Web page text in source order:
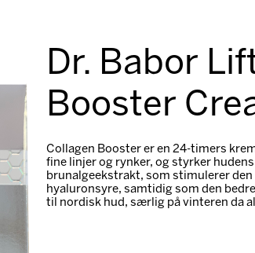
Dr. Babor
Booster
Collagen Booster er en 24-timers
fine linjer og rynker, og styrker
brunalgeekstrakt, som stimulerer
hyaluronsyre, samtidig som den
til nordisk hud, særlig på vinteren da